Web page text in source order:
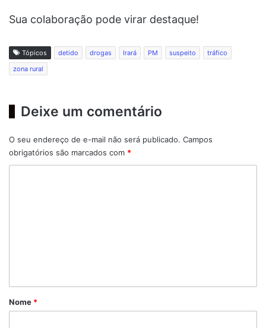
Sua colaboração pode virar destaque!
Tópicos detido drogas Irará PM suspeito
tráfico
zona rural
Deixe um comentário
O seu endereço de e-mail não será publicado. Campos
obrigatórios são marcados com *
rNome *